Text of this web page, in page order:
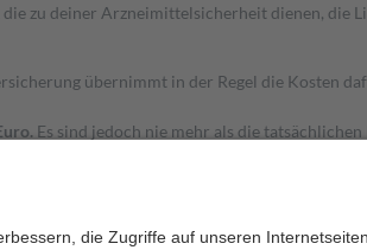
zu deiner Arzneimittelsicherheit dienen, die
übernimmt in der Regel die Kosten
Es sind jedoch nie mehr als die
Zuzahlungen an bei: